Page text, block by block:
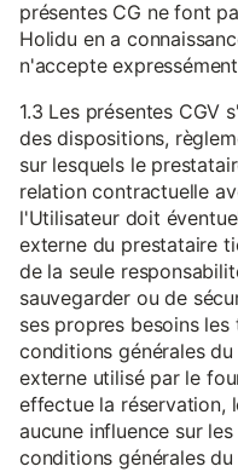
présentes CG ne font
Holidu en a
n'accepte
1.3 Les présentes CGV
des dispositions,
sur lesquels le
relation contractuelle
l'Utilisateur doit
externe du prestataire
de la seule
sauvegarder ou de
ses propres besoins
conditions générales
externe utilisé par le
effectue la réservation,
aucune influence sur
conditions générales